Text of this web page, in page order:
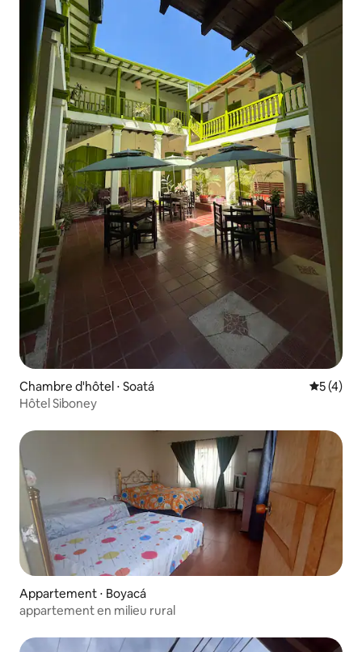
Chambre d'hôtel ⋅ Soatá
5 (4)
Hôtel Siboney
Appartement ⋅ Boyacá
appartement en milieu rural